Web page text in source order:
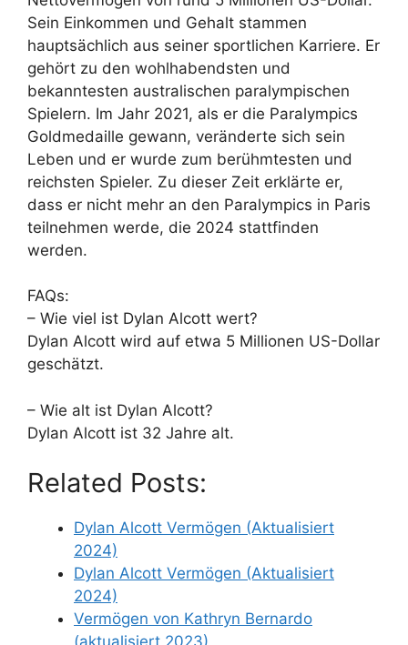
Sein Einkommen und Gehalt stammen
hauptsächlich aus seiner sportlichen Karriere. Er
gehört zu den wohlhabendsten und
bekanntesten australischen paralympischen
Spielern. Im Jahr 2021, als er die Paralympics
Goldmedaille gewann, veränderte sich sein
Leben und er wurde zum berühmtesten und
reichsten Spieler. Zu dieser Zeit erklärte er,
dass er nicht mehr an den Paralympics in Paris
teilnehmen werde, die 2024 stattfinden
werden.
FAQs:
– Wie viel ist Dylan Alcott wert?
Dylan Alcott wird auf etwa 5 Millionen US-Dollar
geschätzt.
– Wie alt ist Dylan Alcott?
Dylan Alcott ist 32 Jahre alt.
Related Posts:
Dylan Alcott Vermögen (Aktualisiert
2024)
Dylan Alcott Vermögen (Aktualisiert
2024)
Vermögen von Kathryn Bernardo